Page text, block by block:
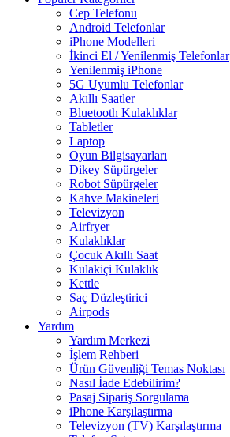
Cep Telefonu
Android Telefonlar
iPhone Modelleri
İkinci El / Yenilenmiş Telefonlar
Yenilenmiş iPhone
5G Uyumlu Telefonlar
Akıllı Saatler
Bluetooth Kulaklıklar
Tabletler
Laptop
Oyun Bilgisayarları
Dikey Süpürgeler
Robot Süpürgeler
Kahve Makineleri
Televizyon
Airfryer
Kulaklıklar
Çocuk Akıllı Saat
Kulakiçi Kulaklık
Kettle
Saç Düzleştirici
Airpods
Yardım
Yardım Merkezi
İşlem Rehberi
Ürün Güvenliği Temas Noktası
Nasıl İade Edebilirim?
Pasaj Sipariş Sorgulama
iPhone Karşılaştırma
Televizyon (TV) Karşılaştırma